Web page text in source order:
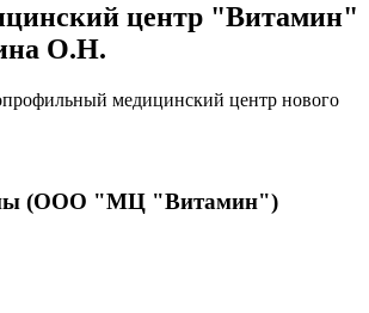
центр "Витамин"
О.Н.
медицинский центр нового
(ООО "МЦ "Витамин")